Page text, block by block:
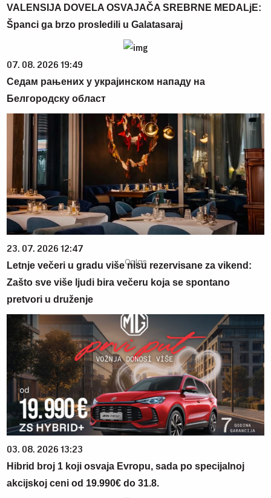
VALENSIJA DOVELA OSVAJAČA SREBRNE MEDALjE:
Španci ga brzo prosledili u Galatasaraj
07. 08. 2026 19:49
Седам рањених у украјинском нападу на
Белгородску област
23. 07. 2026 12:47
Letnje večeri u gradu više nisu rezervisane za vikend:
Zašto sve više ljudi bira večeru koja se spontano
pretvori u druženje
03. 08. 2026 13:23
Hibrid broj 1 koji osvaja Evropu, sada po specijalnoj
akcijskoj ceni od 19.990€ do 31.8.